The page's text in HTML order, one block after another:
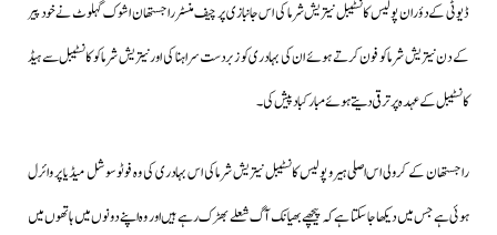
ڈیوٹی کے دؤران پولیس کانسٹیبل نیتریش شرما کی اس جانبازی پر چیف منسٹرراجستھاناشوک گہلوٹ نے خود پیر
کے دن نیتریش شرما کو فون کرتے ہوئے ان کی بہادری کو زبردست سراہنا کی اور نیتریش شرما کو کانسٹیبل سے ہیڈ
کانسٹیبل کے عہدہ پر ترقی دیتے ہوئے مبارکباد پیش کی۔
راجستھان کے کرولی اس اصلی ہیرو پولیس کانسٹیبل نیتریش شرما کی اس بہادری کی وہ فوٹو سوشل میڈیا پر وائرل
ہوئی ہے جس میں دیکھا جاسکتا ہے کہ پیچھے بھیانک آگ شعلے بھڑک رہے ہیں اور وہ اپنے دونوں میں ہاتھوں میں